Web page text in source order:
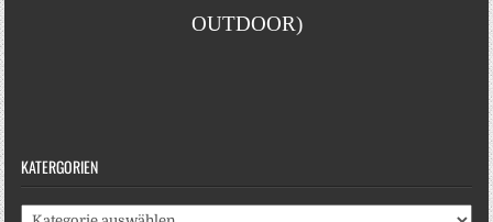
OUTDOOR)
KATERGORIEN
Katergorien